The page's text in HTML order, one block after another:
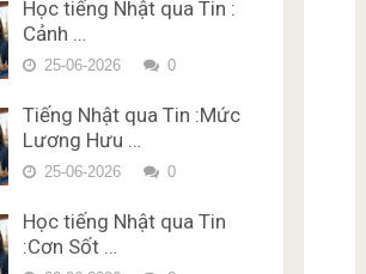
Đề thi trắc nghiệm Lý thuyết
bằng lái xe ở Nhật Bản Miễn
Phí Karimen 10 câu Đề 5
Học tiếng Nhật qua Tin :
Cảnh …
25-06-2026 0
Tiếng Nhật qua Tin :Mức
Lương Hưu …
25-06-2026 0
Học tiếng Nhật qua Tin
:Cơn Sốt …